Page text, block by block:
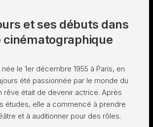
et ses débuts dans
cinématographique
le 1er décembre 1955 à Paris, en
été passionnée par le monde du
rêve était de devenir actrice. Après
études, elle a commencé à prendre
et à auditionner pour des rôles.